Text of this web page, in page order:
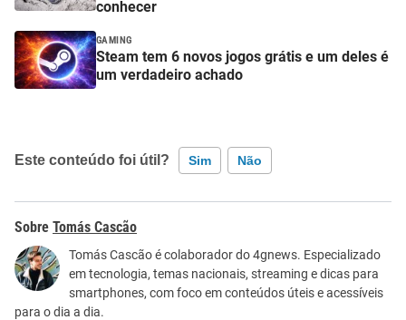
conhecer
GAMING
Steam tem 6 novos jogos grátis e um deles é
um verdadeiro achado
Este conteúdo foi útil? Sim Não
Este conteúdo contém informação incorreta
Este conteúdo não tem a informação que procuro
Outro
Tomás Cascão
Tomás Cascão é colaborador do 4gnews. Especializado
em tecnologia, temas nacionais, streaming e dicas para
smartphones, com foco em conteúdos úteis e acessíveis
para o dia a dia.